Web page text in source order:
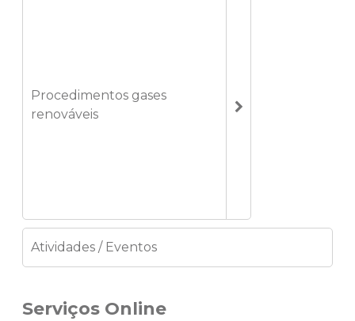
Procedimentos gases
renováveis
Atividades / Eventos
Serviços Online